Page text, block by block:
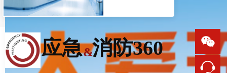
应急  消防360
&